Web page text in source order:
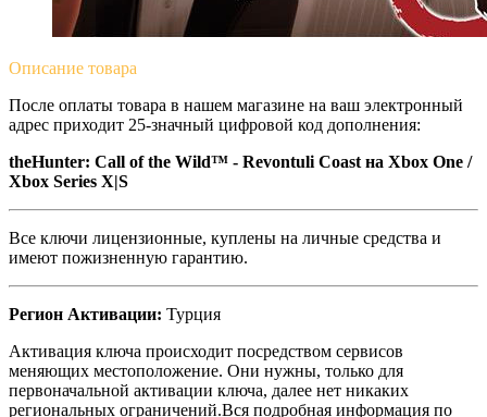
Описание товара
После оплаты товара в нашем магазине на ваш электронный
адрес приходит 25-значный цифровой код дополнения:
theHunter: Call of the Wild™ - Revontuli Coast на Xbox One /
Xbox Series X|S
Все ключи лицензионные, куплены на личные средства и
имеют пожизненную гарантию.
Регион Активации: Турция
Активация ключа происходит посредством сервисов
меняющих местоположение. Они нужны, только для
первоначальной активации ключа, далее нет никаких
региональных ограничений.Вся подробная информация по